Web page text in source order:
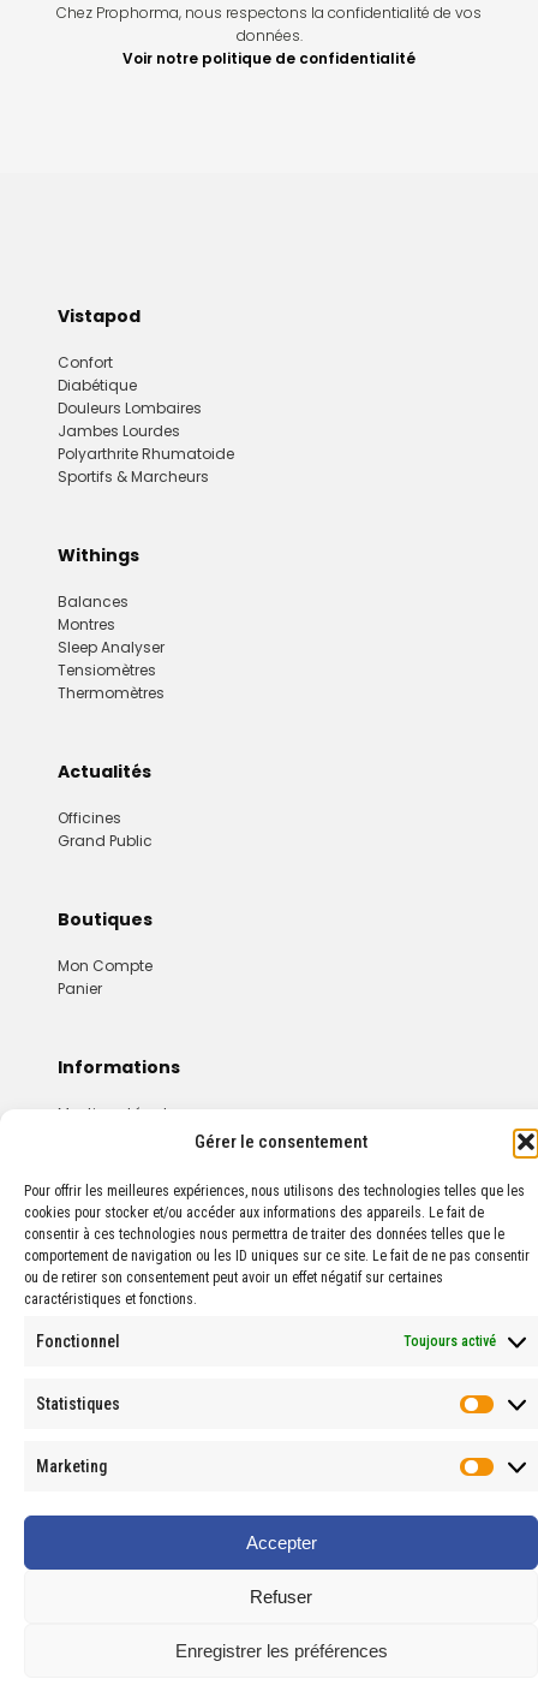
Gérer le consentement
Pour offrir les meilleures expériences, nous utilisons des technologies telles que les
cookies pour stocker et/ou accéder aux informations des appareils. Le fait de
consentir à ces technologies nous permettra de traiter des données telles que le
comportement de navigation ou les ID uniques sur ce site. Le fait de ne pas consentir
ou de retirer son consentement peut avoir un effet négatif sur certaines
caractéristiques et fonctions.
Fonctionnel Toujours activé
Statistiques
Marketing
Accepter
Refuser
Enregistrer les préférences
Chez Prophorma, nous respectons la confidentialité de vos
données.
Voir notre politique de confidentialité
Vistapod
Confort
Diabétique
Douleurs Lombaires
Jambes Lourdes
Polyarthrite Rhumatoide
Sportifs & Marcheurs
Withings
Balances
Montres
Sleep Analyser
Tensiomètres
Thermomètres
Actualités
Officines
Grand Public
Boutiques
Mon Compte
Panier
Informations
Mentions Légales
Conditions Générales De Vente
© 2024 PROPHARMA — Tous droits réservés.